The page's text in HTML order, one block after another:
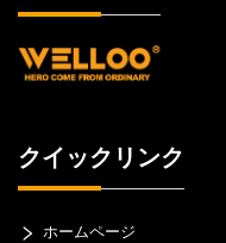
クイックリンク
ホームページ